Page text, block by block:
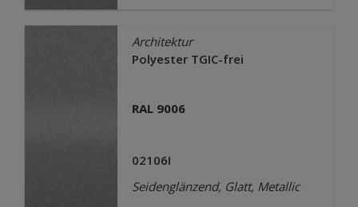
Architektur
Polyester TGIC-frei
RAL 9006
02106I
Seidenglänzend, Glatt, Metallic